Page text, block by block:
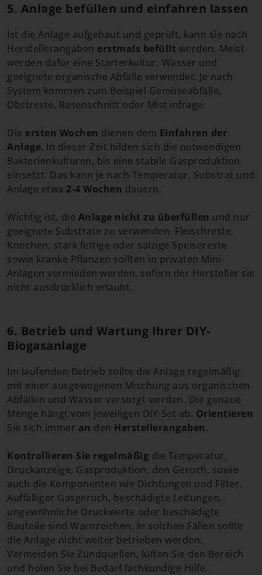
5. Anlage befüllen und einfahren lassen
Ist die Anlage aufgebaut und geprüft, kann sie nach
Herstellerangaben erstmals befüllt werden. Meist
werden dafür eine Starterkultur, Wasser und
geeignete organische Abfälle verwendet. Je nach
System kommen zum Beispiel Gemüseabfälle,
Obstreste, Rasenschnitt oder Mist infrage.
Die ersten Wochen dienen dem Einfahren der
Anlage. In dieser Zeit bilden sich die notwendigen
Bakterienkulturen, bis eine stabile Gasproduktion
einsetzt. Das kann je nach Temperatur, Substrat und
Anlage etwa 2-4 Wochen dauern.
Wichtig ist, die Anlage nicht zu überfüllen und nur
geeignete Substrate zu verwenden. Fleischreste,
Knochen, stark fettige oder salzige Speisereste
sowie kranke Pflanzen sollten in privaten Mini-
Anlagen vermieden werden, sofern der Hersteller sie
nicht ausdrücklich erlaubt.
6. Betrieb und Wartung Ihrer DIY-
Biogasanlage
Im laufenden Betrieb sollte die Anlage regelmäßig
mit einer ausgewogenen Mischung aus organischen
Abfällen und Wasser versorgt werden. Die genaue
Menge hängt vom jeweiligen DIY-Set ab. Orientieren
Sie sich immer an den Herstellerangaben.
Kontrollieren Sie regelmäßig die Temperatur,
Druckanzeige, Gasproduktion, den Geruch, sowie
auch die Komponenten wie Dichtungen und Filter.
Auffälliger Gasgeruch, beschädigte Leitungen,
ungewöhnliche Druckwerte oder beschädigte
Bauteile sind Warnzeichen. In solchen Fällen sollte
die Anlage nicht weiter betrieben werden.
Vermeiden Sie Zündquellen, lüften Sie den Bereich
und holen Sie bei Bedarf fachkundige Hilfe.